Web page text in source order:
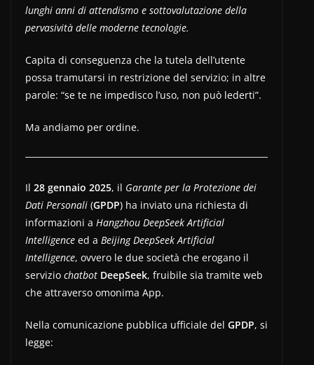
lunghi anni di attendismo e sottovalutazione della
pervasività delle moderne tecnologie.
Capita di conseguenza che la tutela dell’utente
possa tramutarsi in restrizione del servizio; in altre
parole: “se te ne impedisco l’uso, non può lederti”.
Ma andiamo per ordine.
Il 28 gennaio 2025, il Garante per la Protezione dei
Dati Personali (GPDP) ha inviato una richiesta di
informazioni a Hangzhou DeepSeek Artificial
Intelligence ed a Beijing DeepSeek Artificial
Intelligence, ovvero le due società che erogano il
servizio chatbot DeepSeek, fruibile sia tramite web
che attraverso omonima App.
Nella comunicazione pubblica ufficiale del GPDP, si
legge: